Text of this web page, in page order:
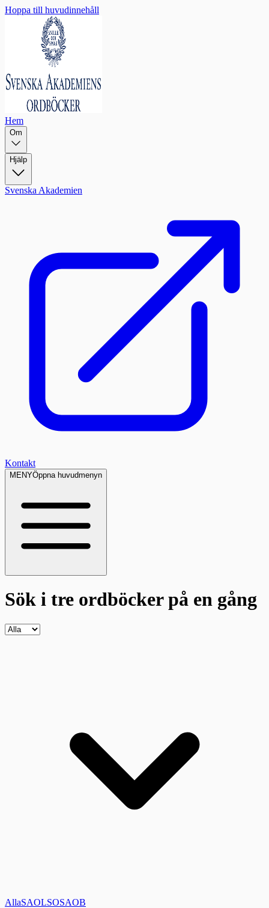
Hoppa till huvudinnehåll
Hem
Om
Hjälp
Svenska Akademien
Kontakt
MENYÖppna huvudmenyn
Sök i tre ordböckerpå en gång
AllaSAOLSOSAOB